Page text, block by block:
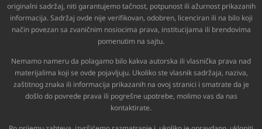
originalni sadržaj, niti garantujemo tačnost, potpunost ili ažurnost prikazanih
informacija. Sadržaj ovde nije verifikovan, odobren, licenciran ili na bilo koji
način povezan sa zvaničnim nosiocima prava, institucijama ili brendovima
pomenutim na sajtu.
Nemamo nameru da polagamo bilo kakva autorska ili vlasnička prava nad
materijalima koji se ovde pojavljuju. Ukoliko ste vlasnik sadržaja, naziva,
zaštitnog znaka ili informacija prikazanih na ovoj stranici i smatrate da je
došlo do povrede prava ili pogrešne upotrebe, molimo vas da nas
kontaktirate.